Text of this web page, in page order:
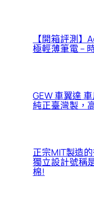
【開箱評測】
極輕薄筆電 –
GEW 車翼達
純正臺灣製，
正宗MIT製造
獨立設計號稱
棉!